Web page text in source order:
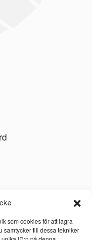
som cookies för att lagra
samtycker till dessa tekniker